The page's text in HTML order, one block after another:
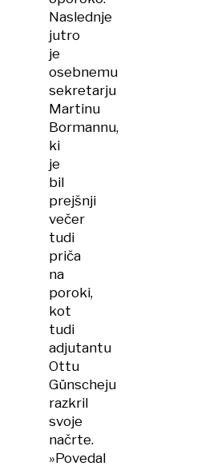
Naslednje
jutro
je
osebnemu
sekretarju
Martinu
Bormannu,
ki
je
bil
prejšnji
večer
tudi
priča
na
poroki,
kot
tudi
adjutantu
Ottu
Günscheju
razkril
svoje
načrte.
»Povedal